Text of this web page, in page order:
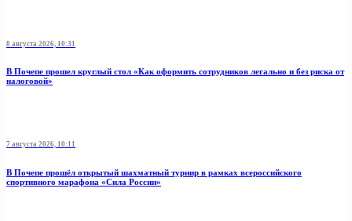
8 августа 2026, 10:31
В Почепе прошел круглый стол «Как оформить сотрудников легально и без риска от
налоговой»
7 августа 2026, 10:11
В Почепе прошёл открытый шахматный турнир в рамках всероссийского
спортивного марафона «Сила России»